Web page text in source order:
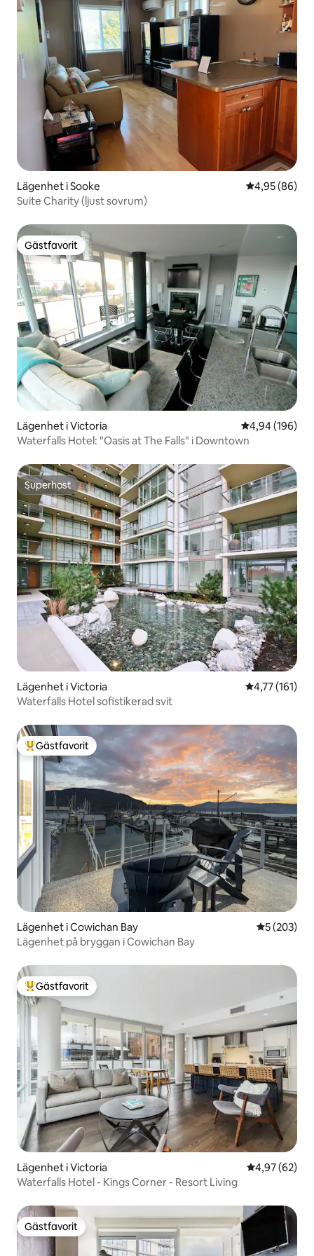
Lägenhet i Sooke 4,95 av 5 i
4,95 (86)
Suite Charity (ljust sovrum)
Gästfavorit
Gästfavorit
Lägenhet i Victoria 4,94 av 5 i
4,94 (196)
Waterfalls Hotel: "Oasis at The Falls" i Downtown
Superhost
Superhost
Lägenhet i Victoria 4,77 av 5 i
4,77 (161)
Waterfalls Hotel sofistikerad svit
Populär gästfavorit
Gästfavorit
Lägenhet i Cowichan Bay 5 av 5 i
5 (203)
Lägenhet på bryggan i Cowichan Bay
Populär gästfavorit
Gästfavorit
Lägenhet i Victoria 4,97 av 5 i
4,97 (62)
Waterfalls Hotel - Kings Corner - Resort Living
Gästfavorit
Gästfavorit